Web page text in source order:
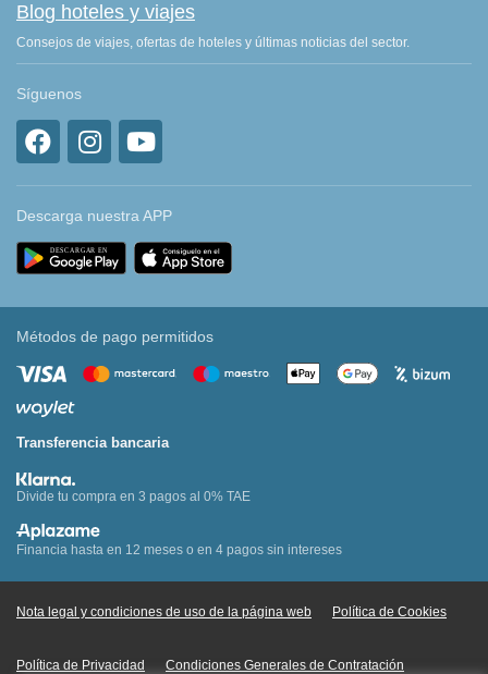
Blog hoteles y viajes
Consejos de viajes, ofertas de hoteles y últimas noticias del sector.
Síguenos
Descarga nuestra APP
Métodos de pago permitidos
Transferencia bancaria
Divide tu compra en 3 pagos al 0% TAE
Financia hasta en 12 meses o en 4 pagos sin intereses
Nota legal y condiciones de uso de la página web Política de Cookies
Política de Privacidad Condiciones Generales de Contratación